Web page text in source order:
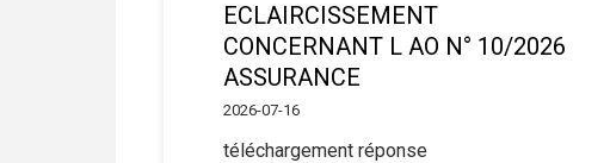
ECLAIRCISSEMENT
CONCERNANT L AO N° 10/2026
ASSURANCE
2026-07-16
téléchargement réponse